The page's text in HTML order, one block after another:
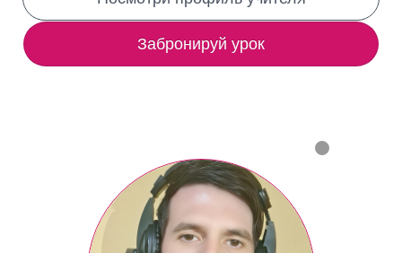
Забронируй урок